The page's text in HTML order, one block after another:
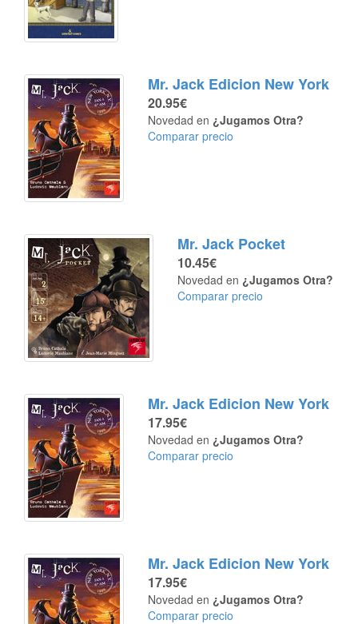
Mr. Jack Edicion New York
20.95€
Novedad en ¿Jugamos Otra?
Comparar precio
Mr. Jack Pocket
10.45€
Novedad en ¿Jugamos Otra?
Comparar precio
Mr. Jack Edicion New York
17.95€
Novedad en ¿Jugamos Otra?
Comparar precio
Mr. Jack Edicion New York
17.95€
Novedad en ¿Jugamos Otra?
Comparar precio